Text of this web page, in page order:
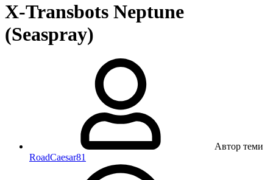
X-Transbots Neptune
(Seaspray)
Автор теми
RoadCaesar81